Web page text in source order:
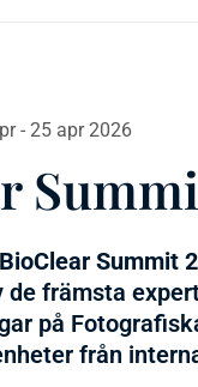
- 25 apr 2026
BioClear Summit
de främsta
på
från